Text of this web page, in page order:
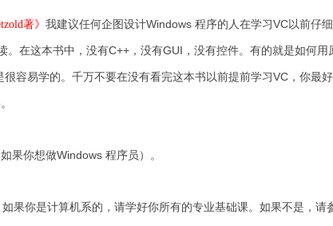
著》 我建议任何企图设计Windows 程序的人在学习VC以前仔
。在这本书中，没有C++，没有GUI，没有控件。有的就是如何
容易学的。千万不要在没有看完这本书以前提前学习VC，你最
果你想做Windows 程序员）。
果你是计算机系的，请学好你所有的专业基础课。如果不是，请